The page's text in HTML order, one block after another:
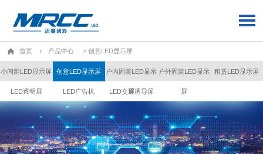
首页 产品中心 > 创意LED显示屏
小间距LED显示屏 创意LED显示屏 户内固装LED显示
屏
户外固装LED显示
屏
租赁LED显示屏
LED透明屏 LED广告机 LED交通诱导屏